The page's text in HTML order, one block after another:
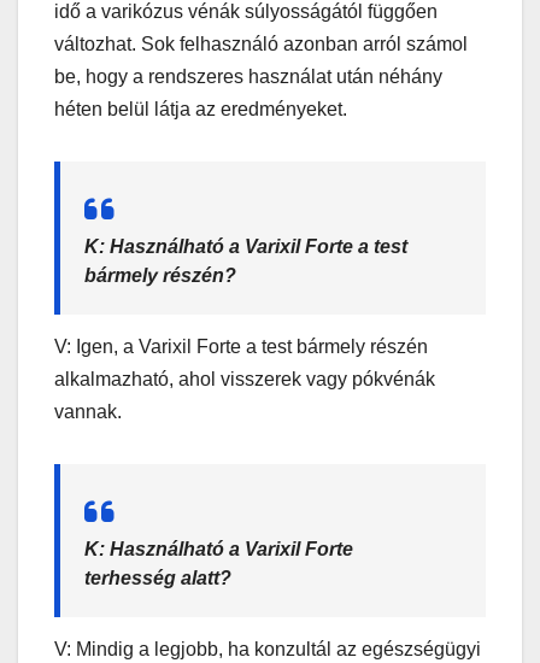
idő a varikózus vénák súlyosságától függően
változhat. Sok felhasználó azonban arról számol
be, hogy a rendszeres használat után néhány
héten belül látja az eredményeket.
K: Használható a Varixil Forte a test
bármely részén?
V: Igen, a Varixil Forte a test bármely részén
alkalmazható, ahol visszerek vagy pókvénák
vannak.
K: Használható a Varixil Forte
terhesség alatt?
V: Mindig a legjobb, ha konzultál az egészségügyi